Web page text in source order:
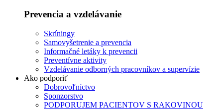
Prevencia a vzdelávanie
Skríningy
Samovyšetrenie a prevencia
Informačné letáky k prevencii
Preventívne aktivity
Vzdelávanie odborných pracovníkov a supervízie
Ako podporiť
Dobrovoľníctvo
Sponzorstvo
PODPORUJEM PACIENTOV S RAKOVINOU